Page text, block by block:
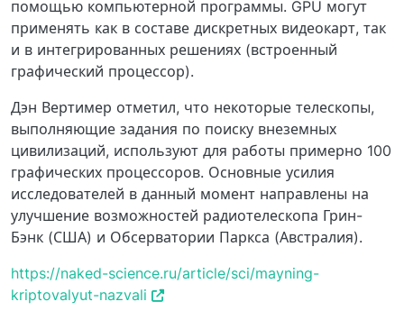
помощью компьютерной программы. GPU могут
применять как в составе дискретных видеокарт, так
и в интегрированных решениях (встроенный
графический процессор).
Дэн Вертимер отметил, что некоторые телескопы,
выполняющие задания по поиску внеземных
цивилизаций, используют для работы примерно 100
графических процессоров. Основные усилия
исследователей в данный момент направлены на
улучшение возможностей радиотелескопа Грин-
Бэнк (США) и Обсерватории Паркса (Австралия).
https://naked-science.ru/article/sci/mayning-
kriptovalyut-nazvali